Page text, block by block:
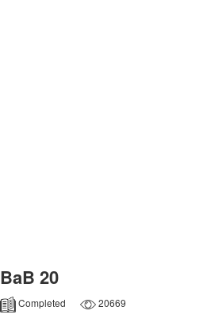
BaB 20
Completed 20669